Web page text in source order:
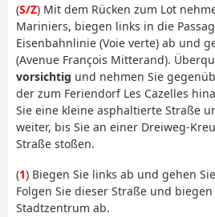
(S/Z) Mit dem Rücken zum Lot
Mariniers, biegen links in die
Eisenbahnlinie (Voie verte) ab und
(Avenue François Mitterand).
vorsichtig und nehmen Sie
der zum Feriendorf Les Cazelles
Sie eine kleine asphaltierte Straße
weiter, bis Sie an einer Dreiweg-
Straße stoßen.
(1) Biegen Sie links ab und gehen
Folgen Sie dieser Straße und
Stadtzentrum ab.